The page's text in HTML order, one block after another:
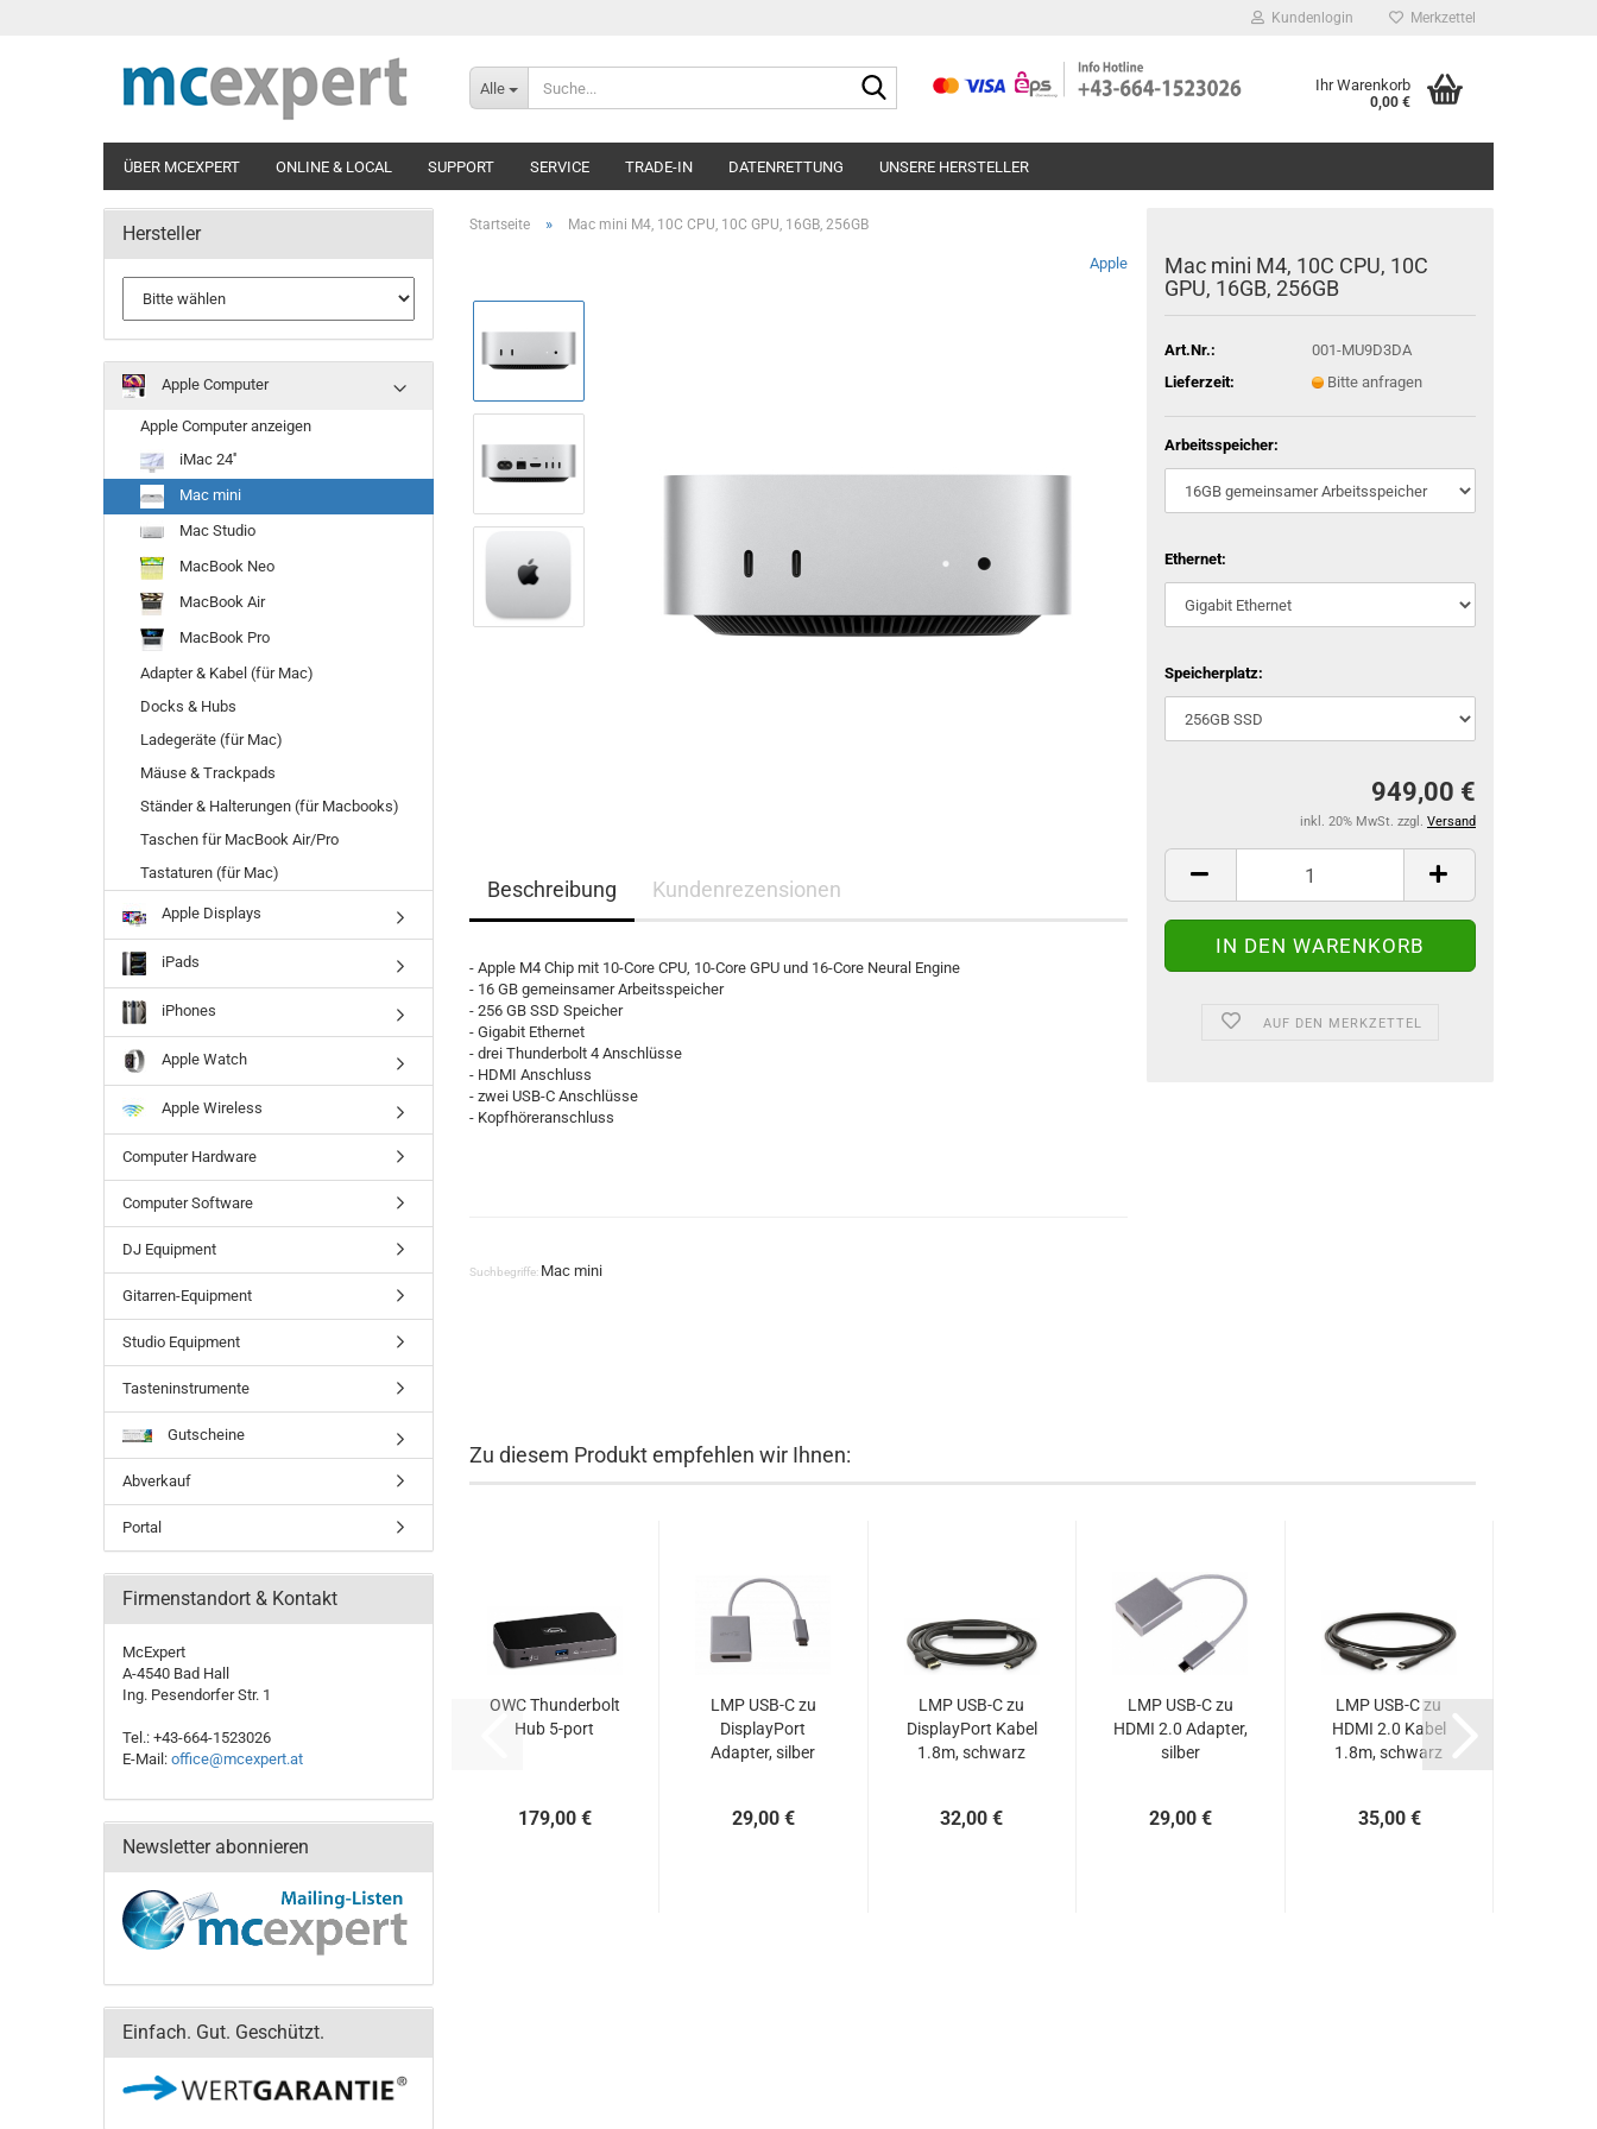
Kundenlogin Merkzettel
Alle
Suche...
Ihr Warenkorb
0,00 €
ÜBER MCEXPERT ONLINE & LOCAL SUPPORT SERVICE TRADE-IN DATENRETTUNG UNSERE HERSTELLER
Startseite » Mac mini M4, 10C CPU, 10C GPU, 16GB, 256GB
Apple
Mac mini M4, 10C CPU, 10C
GPU, 16GB, 256GB
Art.Nr.:
001-MU9D3DA
Lieferzeit:
Bitte anfragen
Arbeitsspeicher:
Ethernet:
Speicherplatz:
949,00 €
inkl. 20% MwSt. zzgl. Versand
AUF DEN MERKZETTEL
Beschreibung Kundenrezensionen
- Apple M4 Chip mit 10-Core CPU, 10-Core GPU und 16-Core Neural Engine
- 16 GB gemeinsamer Arbeitsspeicher
- 256 GB SSD Speicher
- Gigabit Ethernet
- drei Thunderbolt 4 Anschlüsse
- HDMI Anschluss
- zwei USB-C Anschlüsse
- Kopfhöreranschluss
Suchbegriffe: Mac mini
Zu diesem Produkt empfehlen wir Ihnen:
OWC Thunderbolt
Hub 5-port
179,00 €
LMP USB-C zu
DisplayPort
Adapter, silber
29,00 €
LMP USB-C zu
DisplayPort Kabel
1.8m, schwarz
32,00 €
LMP USB-C zu
HDMI 2.0 Adapter,
silber
29,00 €
LMP USB-C zu
HDMI 2.0 Kabel
1.8m, schwarz
35,00 €
Hersteller
Apple Computer
Apple Computer anzeigen
iMac 24''
Mac mini
Mac Studio
MacBook Neo
MacBook Air
MacBook Pro
Adapter & Kabel (für Mac)
Docks & Hubs
Ladegeräte (für Mac)
Mäuse & Trackpads
Ständer & Halterungen (für Macbooks)
Taschen für MacBook Air/Pro
Tastaturen (für Mac)
Apple Displays
iPads
iPhones
Apple Watch
Apple Wireless
Computer Hardware
Computer Software
DJ Equipment
Gitarren-Equipment
Studio Equipment
Tasteninstrumente
Gutscheine
Abverkauf
Portal
Firmenstandort & Kontakt
McExpert
A-4540 Bad Hall
Ing. Pesendorfer Str. 1
Tel.: +43-664-1523026
E-Mail: office@mcexpert.at
Newsletter abonnieren
Einfach. Gut. Geschützt.